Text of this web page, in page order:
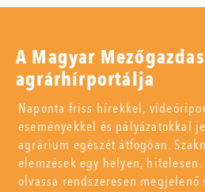
A Magyar
agrárhírportálja
Naponta friss hírekkel,
eseményekkel és pályázatokkal
agrárium egészét átfogóan.
elemzések egy helyen,
olvassa rendszeresen